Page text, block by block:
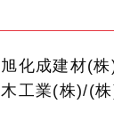
旭化成建材(
木工業(株)/(